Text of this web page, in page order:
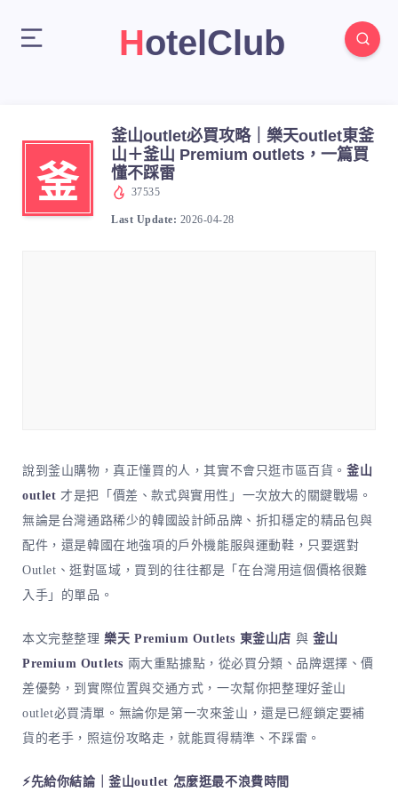
HotelClub
釜
釜山outlet必買攻略｜樂天outlet東釜
山＋釜山 Premium outlets，一篇買
懂不踩雷
37535
Last Update: 2026-04-28
說到釜山購物，真正懂買的人，其實不會只逛市區百貨。 釜山
outlet 才是把「價差、款式與實用性」一次放大的關鍵戰場。
無論是台灣通路稀少的韓國設計師品牌、折扣穩定的精品包與
配件，還是韓國在地強項的戶外機能服與運動鞋，只要選對
Outlet、逛對區域，買到的往往都是「在台灣用這個價格很難
入手」的單品。
本文完整整理樂天 Premium Outlets 東釜山店 與 釜山
Premium Outlets 兩大重點據點，從必買分類、品牌選擇、價
差優勢，到實際位置與交通方式，一次幫你把整理好釜山
outlet必買清單。無論你是第一次來釜山，還是已經鎖定要補
貨的老手，照這份攻略走，就能買得精準、不踩雷。
⚡先給你結論｜釜山outlet 怎麼逛最不浪費時間